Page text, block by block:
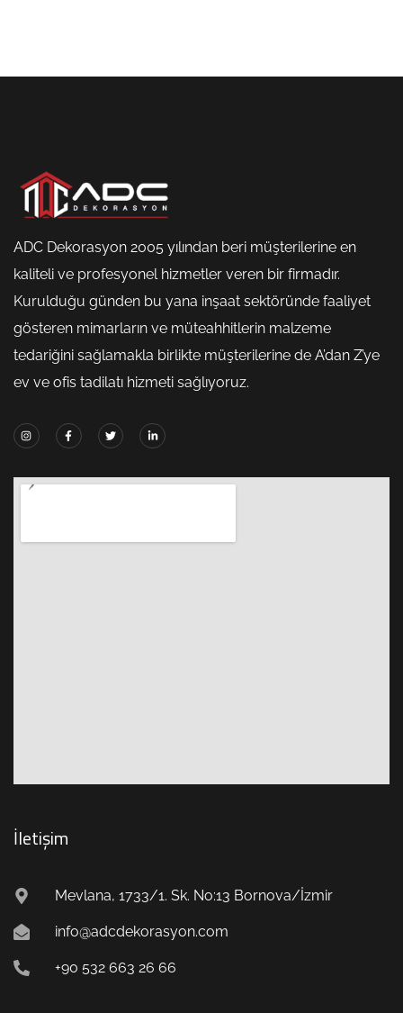
ADC Dekorasyon 2005 yılından beri müşterilerine en
kaliteli ve profesyonel hizmetler veren bir firmadır.
Kurulduğu günden bu yana inşaat sektöründe faaliyet
gösteren mimarların ve müteahhitlerin malzeme
tedariğini sağlamakla birlikte müşterilerine de A’dan Z’ye
ev ve ofis tadilatı hizmeti sağlıyoruz.
İletişim
Mevlana, 1733/1. Sk. No:13 Bornova/İzmir
info@adcdekorasyon.com
+90 532 663 26 66